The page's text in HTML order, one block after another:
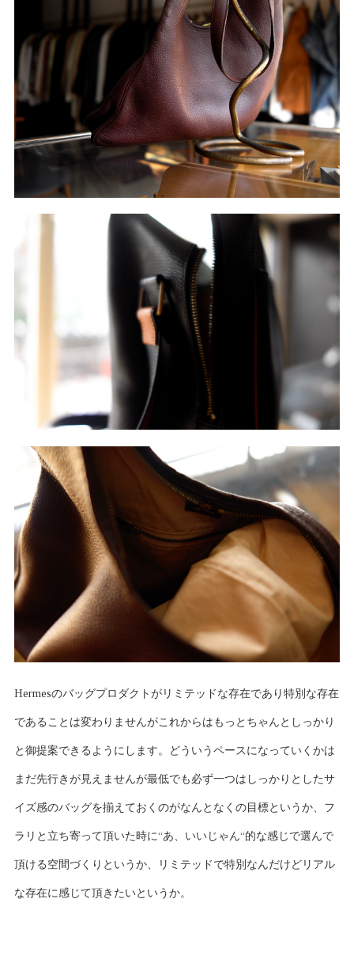
Hermesのバッグプロダクトがリミテッドな存在であり特別な存在
であることは変わりませんがこれからはもっとちゃんとしっかり
と御提案できるようにします。どういうペースになっていくかは
まだ先行きが見えませんが最低でも必ず一つはしっかりとしたサ
イズ感のバッグを揃えておくのがなんとなくの目標というか、フ
ラリと立ち寄って頂いた時に“あ、いいじゃん“的な感じで選んで
頂ける空間づくりというか、リミテッドで特別なんだけどリアル
な存在に感じて頂きたいというか。